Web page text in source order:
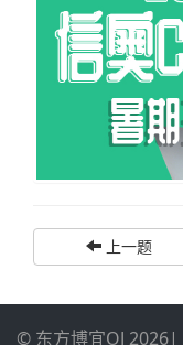
上一题
© 东方博宜OJ 2026|